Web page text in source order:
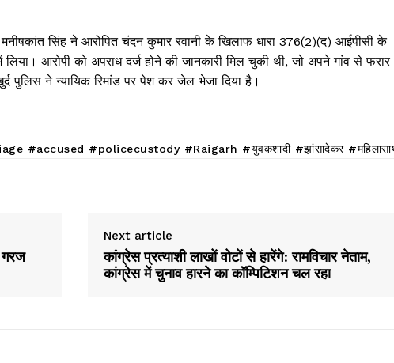
मनीषकांत सिंह ने आरोपित चंदन कुमार रवानी के खिलाफ धारा 376(2)(द) आईपीसी के
आरोपी को अपराध दर्ज होने की जानकारी मिल चुकी थी, जो अपने गांव से फरार
पुलिस ने न्यायिक रिमांड पर पेश कर जेल भेजा दिया है।
#accused #policecustody #Raigarh #युवकशादी #झांसादेकर
गरज
Next article
कांग्रेस प्रत्याशी लाखों वोटों से हारेंगे: रामविचार नेताम,
कांग्रेस में चुनाव हारने का कॉम्पिटिशन चल रहा